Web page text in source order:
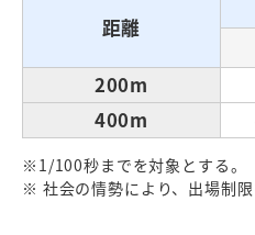
距離
200m
400m
※1/100秒までを対象とする。
※ 社会の情勢により、出場制限